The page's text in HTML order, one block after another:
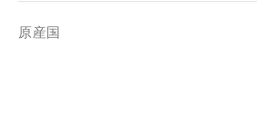
原産国